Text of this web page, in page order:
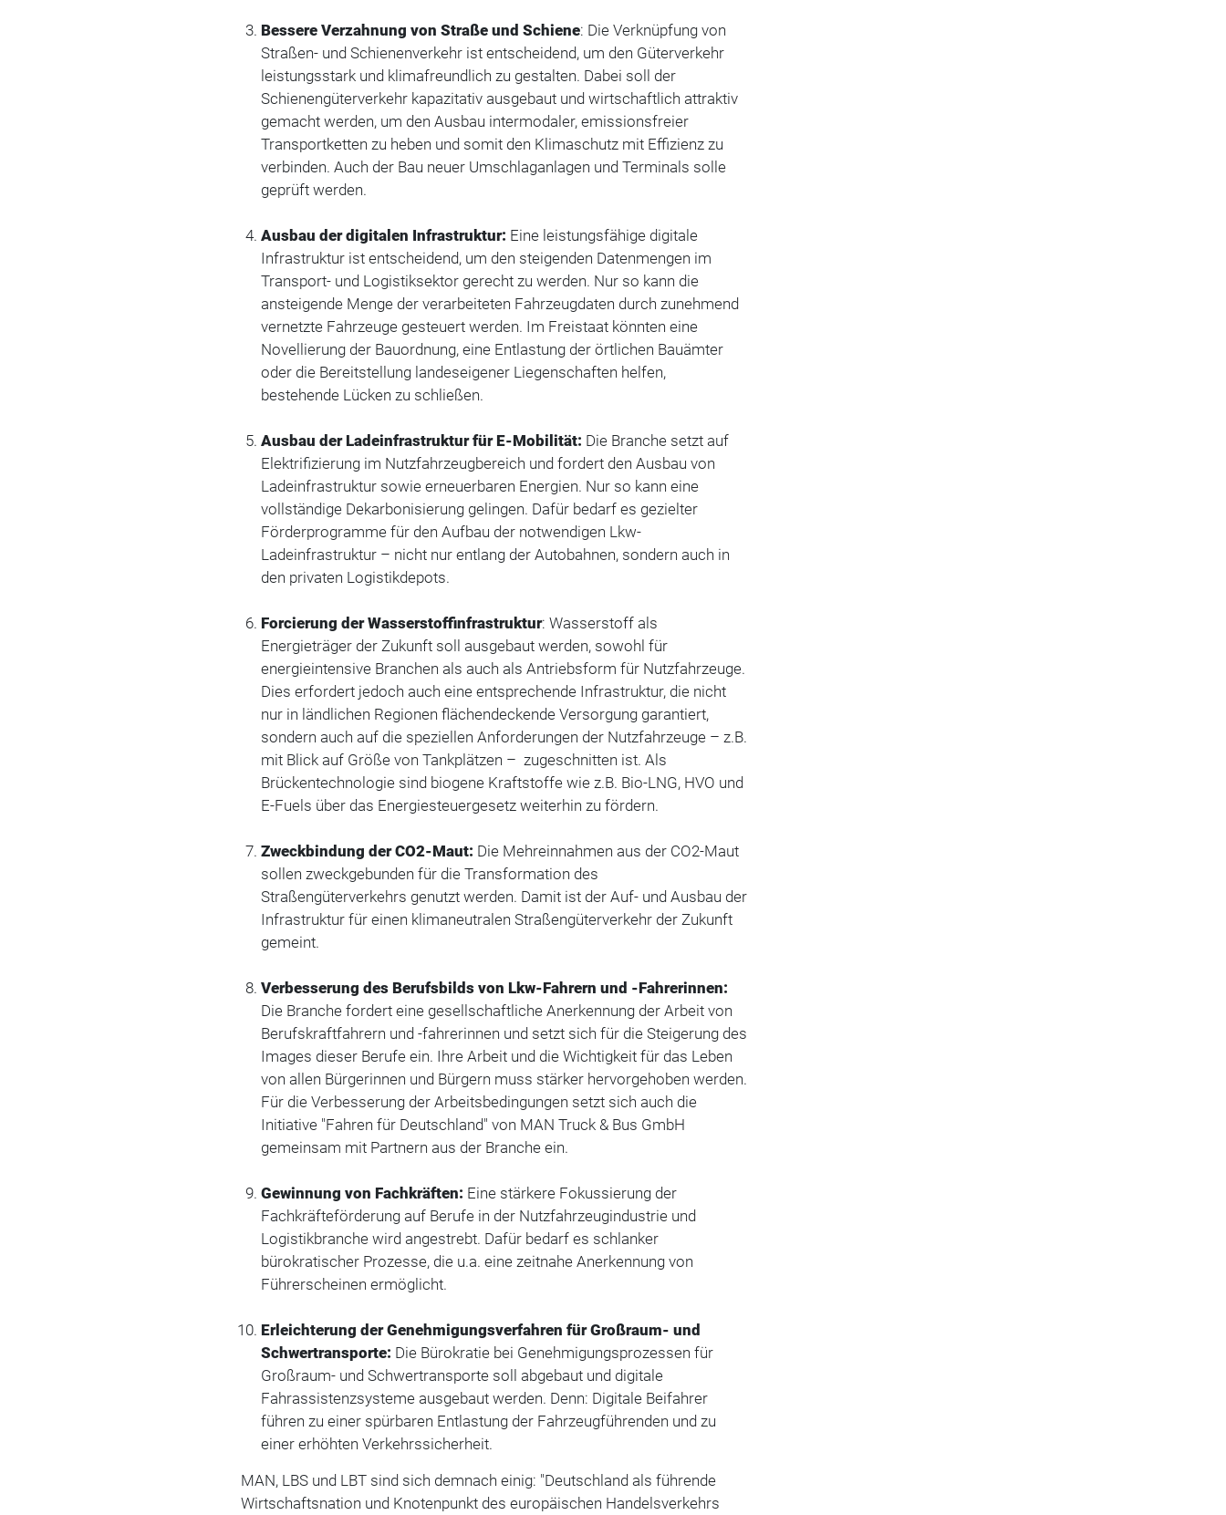
Bessere Verzahnung von Straße und Schiene: Die Verknüpfung von
Straßen- und Schienenverkehr ist entscheidend, um den Güterverkehr
leistungsstark und klimafreundlich zu gestalten. Dabei soll der
Schienengüterverkehr kapazitativ ausgebaut und wirtschaftlich attraktiv
gemacht werden, um den Ausbau intermodaler, emissionsfreier
Transportketten zu heben und somit den Klimaschutz mit Effizienz zu
verbinden. Auch der Bau neuer Umschlaganlagen und Terminals solle
geprüft werden.
Ausbau der digitalen Infrastruktur: Eine leistungsfähige digitale
Infrastruktur ist entscheidend, um den steigenden Datenmengen im
Transport- und Logistiksektor gerecht zu werden. Nur so kann die
ansteigende Menge der verarbeiteten Fahrzeugdaten durch zunehmend
vernetzte Fahrzeuge gesteuert werden. Im Freistaat könnten eine
Novellierung der Bauordnung, eine Entlastung der örtlichen Bauämter
oder die Bereitstellung landeseigener Liegenschaften helfen,
bestehende Lücken zu schließen.
Ausbau der Ladeinfrastruktur für E-Mobilität: Die Branche setzt auf
Elektrifizierung im Nutzfahrzeugbereich und fordert den Ausbau von
Ladeinfrastruktur sowie erneuerbaren Energien. Nur so kann eine
vollständige Dekarbonisierung gelingen. Dafür bedarf es gezielter
Förderprogramme für den Aufbau der notwendigen Lkw-
Ladeinfrastruktur – nicht nur entlang der Autobahnen, sondern auch in
den privaten Logistikdepots.
Forcierung der Wasserstoffinfrastruktur: Wasserstoff als
Energieträger der Zukunft soll ausgebaut werden, sowohl für
energieintensive Branchen als auch als Antriebsform für Nutzfahrzeuge.
Dies erfordert jedoch auch eine entsprechende Infrastruktur, die nicht
nur in ländlichen Regionen flächendeckende Versorgung garantiert,
sondern auch auf die speziellen Anforderungen der Nutzfahrzeuge – z.B.
mit Blick auf Größe von Tankplätzen – zugeschnitten ist. Als
Brückentechnologie sind biogene Kraftstoffe wie z.B. Bio-LNG, HVO und
E-Fuels über das Energiesteuergesetz weiterhin zu fördern.
Zweckbindung der CO2-Maut: Die Mehreinnahmen aus der CO2-Maut
sollen zweckgebunden für die Transformation des
Straßengüterverkehrs genutzt werden. Damit ist der Auf- und Ausbau der
Infrastruktur für einen klimaneutralen Straßengüterverkehr der Zukunft
gemeint.
Verbesserung des Berufsbilds von Lkw-Fahrern und -Fahrerinnen:
Die Branche fordert eine gesellschaftliche Anerkennung der Arbeit von
Berufskraftfahrern und -fahrerinnen und setzt sich für die Steigerung des
Images dieser Berufe ein. Ihre Arbeit und die Wichtigkeit für das Leben
von allen Bürgerinnen und Bürgern muss stärker hervorgehoben werden.
Für die Verbesserung der Arbeitsbedingungen setzt sich auch die
Initiative "Fahren für Deutschland" von MAN Truck & Bus GmbH
gemeinsam mit Partnern aus der Branche ein.
Gewinnung von Fachkräften: Eine stärkere Fokussierung der
Fachkräfteförderung auf Berufe in der Nutzfahrzeugindustrie und
Logistikbranche wird angestrebt. Dafür bedarf es schlanker
bürokratischer Prozesse, die u.a. eine zeitnahe Anerkennung von
Führerscheinen ermöglicht.
Erleichterung der Genehmigungsverfahren für Großraum- und
Schwertransporte: Die Bürokratie bei Genehmigungsprozessen für
Großraum- und Schwertransporte soll abgebaut und digitale
Fahrassistenzsysteme ausgebaut werden. Denn: Digitale Beifahrer
führen zu einer spürbaren Entlastung der Fahrzeugführenden und zu
einer erhöhten Verkehrssicherheit.
MAN, LBS und LBT sind sich demnach einig: "Deutschland als führende
Wirtschaftsnation und Knotenpunkt des europäischen Handelsverkehrs